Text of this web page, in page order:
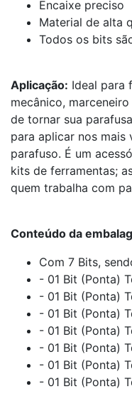
Encaixe preciso
Material de alta
Todos os bits
Aplicação: Ideal para
mecânico,
de tornar sua
para aplicar nos mais
parafuso. É um
kits de ferramentas;
quem trabalha com
Conteúdo da
Com 7 Bits,
- 01 Bit (Ponta)
- 01 Bit (Ponta)
- 01 Bit (Ponta)
- 01 Bit (Ponta)
- 01 Bit (Ponta)
- 01 Bit (Ponta)
- 01 Bit (Ponta)